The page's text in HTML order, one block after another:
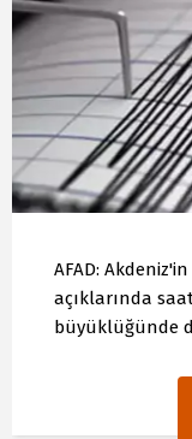
AFAD:
açıklarında
büyüklüğünde